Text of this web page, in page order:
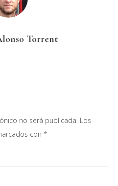
Torrent
no será publicada. Los
con *